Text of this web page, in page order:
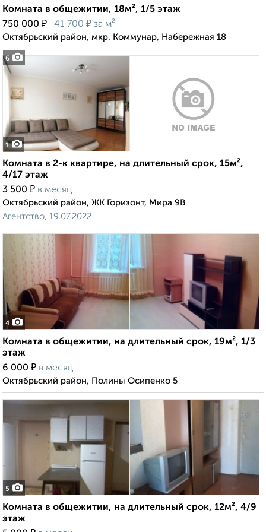
6
Комната в общежитии, 18м², 1/5 этаж
750 000 ₽ 41 700 ₽ за м²
Октябрьский район, мкр. Коммунар, Набережная 18
1
Комната в 2-к квартире, на длительный срок, 15м²,
4/17 этаж
3 500 ₽ в месяц
Октябрьский район, ЖК Горизонт, Мира 9В
Агентство, 19.07.2022
4
Комната в общежитии, на длительный срок, 19м², 1/3
этаж
6 000 ₽ в месяц
Октябрьский район, Полины Осипенко 5
5
Комната в общежитии, на длительный срок, 12м², 4/9
этаж